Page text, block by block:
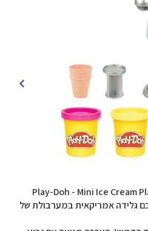
גלידה אמריקאית במערבולת של